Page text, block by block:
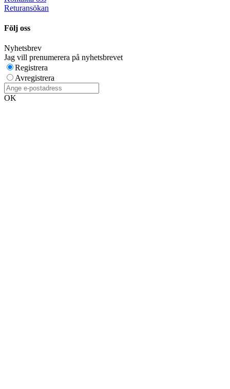
Returansökan
Följ oss
Nyhetsbrev
Jag vill prenumerera på nyhetsbrevet
Registrera
Avregistrera
OK